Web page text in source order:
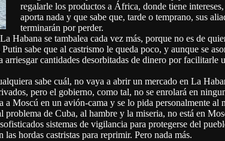
regalarle los productos a África, donde tiene
aporta nada y que sabe que, tarde o temprano, sus
terminarán por perder.
Habana se tambalea cada vez más, porque no es de
sabe que al castrismo le queda poco, y aunque se
arriesgar cantidades desorbitadas de dinero por facilitarle
sabe cuál, no vaya a abrir un mercado en La
pero el gobierno, como tal, no se enrolará en
a Moscú en un avión-cama y se lo pida personalmente al
problema de Cuba, al hambre y la miseria, no está en
sistemas de vigilancia para protegerse del
hordas castristas para reprimir. Pero nada más.